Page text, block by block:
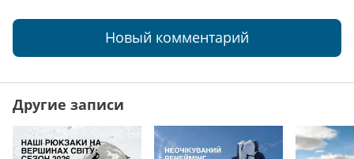
Новый комментарий
Другие записи